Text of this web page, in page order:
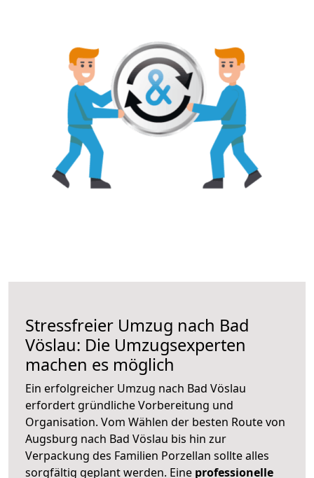
Stressfreier Umzug nach Bad
Vöslau: Die Umzugsexperten
machen es möglich
Ein erfolgreicher Umzug nach Bad Vöslau
erfordert gründliche Vorbereitung und
Organisation. Vom Wählen der besten Route von
Augsburg nach Bad Vöslau bis hin zur
Verpackung des Familien Porzellan sollte alles
sorgfältig geplant werden. Eine professionelle